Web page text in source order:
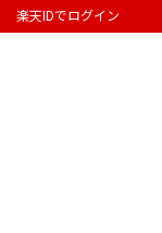
楽天IDでログイン